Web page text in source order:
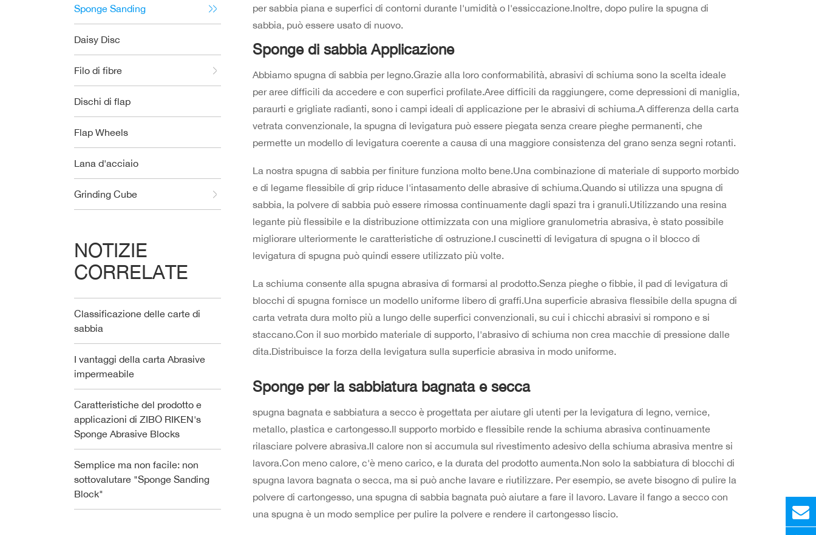
Sponge Sanding
Daisy Disc
Filo di fibre
Dischi di flap
Flap Wheels
Lana d'acciaio
Grinding Cube
NOTIZIE
CORRELATE
Classificazione delle carte di
sabbia
I vantaggi della carta Abrasive
impermeabile
Caratteristiche del prodotto e
applicazioni di ZIBO RIKEN's
Sponge Abrasive Blocks
Semplice ma non facile: non
sottovalutare "Sponge Sanding
Block"
per sabbia piana e superfici di contorni durante l'umidità o l'essiccazione.Inoltre, dopo pulire la spugna di
sabbia, può essere usato di nuovo.
Sponge di sabbia Applicazione
Abbiamo spugna di sabbia per legno.Grazie alla loro conformabilità, abrasivi di schiuma sono la scelta ideale
per aree difficili da accedere e con superfici profilate.Aree difficili da raggiungere, come depressioni di maniglia,
paraurti e grigliate radianti, sono i campi ideali di applicazione per le abrasivi di schiuma.A differenza della carta
vetrata convenzionale, la spugna di levigatura può essere piegata senza creare pieghe permanenti, che
permette un modello di levigatura coerente a causa di una maggiore consistenza del grano senza segni rotanti.
La nostra spugna di sabbia per finiture funziona molto bene.Una combinazione di materiale di supporto morbido
e di legame flessibile di grip riduce l'intasamento delle abrasive di schiuma.Quando si utilizza una spugna di
sabbia, la polvere di sabbia può essere rimossa continuamente dagli spazi tra i granuli.Utilizzando una resina
legante più flessibile e la distribuzione ottimizzata con una migliore granulometria abrasiva, è stato possibile
migliorare ulteriormente le caratteristiche di ostruzione.I cuscinetti di levigatura di spugna o il blocco di
levigatura di spugna può quindi essere utilizzato più volte.
La schiuma consente alla spugna abrasiva di formarsi al prodotto.Senza pieghe o fibbie, il pad di levigatura di
blocchi di spugna fornisce un modello uniforme libero di graffi.Una superficie abrasiva flessibile della spugna di
carta vetrata dura molto più a lungo delle superfici convenzionali, su cui i chicchi abrasivi si rompono e si
staccano.Con il suo morbido materiale di supporto, l'abrasivo di schiuma non crea macchie di pressione dalle
dita.Distribuisce la forza della levigatura sulla superficie abrasiva in modo uniforme.
Sponge per la sabbiatura bagnata e secca
spugna bagnata e sabbiatura a secco è progettata per aiutare gli utenti per la levigatura di legno, vernice,
metallo, plastica e cartongesso.Il supporto morbido e flessibile rende la schiuma abrasiva continuamente
rilasciare polvere abrasiva.Il calore non si accumula sul rivestimento adesivo della schiuma abrasiva mentre si
lavora.Con meno calore, c'è meno carico, e la durata del prodotto aumenta.Non solo la sabbiatura di blocchi di
spugna lavora bagnata o secca, ma si può anche lavare e riutilizzare. Per esempio, se avete bisogno di pulire la
polvere di cartongesso, una spugna di sabbia bagnata può aiutare a fare il lavoro. Lavare il fango a secco con
una spugna è un modo semplice per pulire la polvere e rendere il cartongesso liscio.